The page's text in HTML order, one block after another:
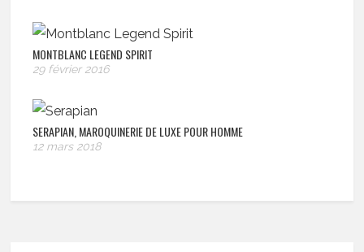
MONTBLANC LEGEND SPIRIT
29 février 2016
SERAPIAN, MAROQUINERIE DE LUXE POUR HOMME
12 mars 2018